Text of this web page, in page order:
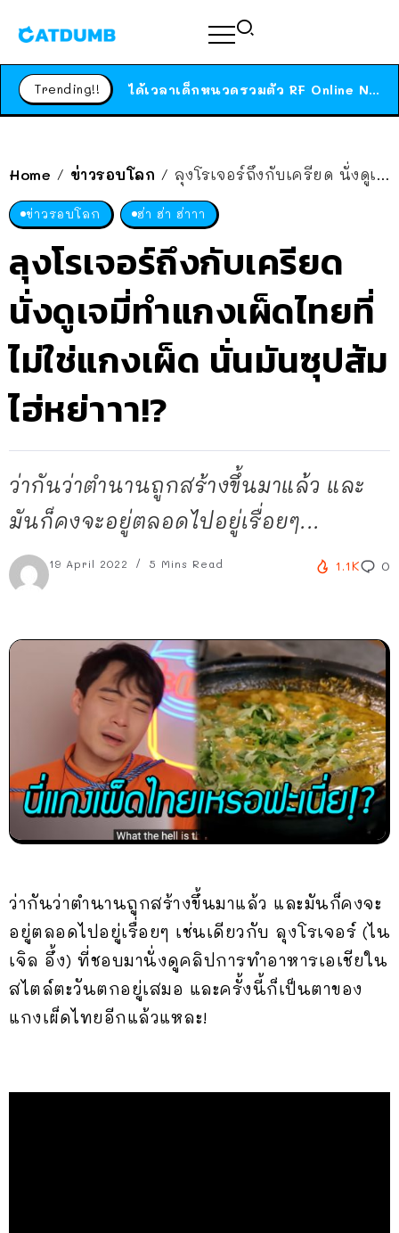
Trending!! ได้เวลาเด็กหนวดรวมตัว RF Online Next เปิดให้เล่นแล้ว เกม Sci-Fi MMORPG ระดับตำนาน เล่นได้ทั้งมือถือและ PC
Home / ข่าวรอบโลก / ลุงโรเจอร์ถึงกับเครียด นั่งดูเจมี่ทำแกงเผ็ดไทยที่ไม่ใช่แกงเผ็ด นั่นมันซุปส้ม ไฮ่หย่าาา!?
ข่าวรอบโลก ฮ่า ฮ่า ฮ่าาา
ลุงโรเจอร์ถึงกับเครียด
นั่งดูเจมี่ทำแกงเผ็ดไทยที่
ไม่ใช่แกงเผ็ด นั่นมันซุปส้ม
ไฮ่หย่าาา!?
ว่ากันว่าตำนานถูกสร้างขึ้นมาแล้ว และ
มันก็คงจะอยู่ตลอดไปอยู่เรื่อยๆ...
19 April 2022 5 Mins Read 1.1K 0
ว่ากันว่าตำนานถูกสร้างขึ้นมาแล้ว และมันก็คงจะ
อยู่ตลอดไปอยู่เรื่อยๆ เช่นเดียวกับ ลุงโรเจอร์ (ไน
เจิล อึ้ง) ที่ชอบมานั่งดูคลิปการทำอาหารเอเชียใน
สไตล์ตะวันตกอยู่เสมอ และครั้งนี้ก็เป็นตาของ
แกงเผ็ดไทยอีกแล้วแหละ!